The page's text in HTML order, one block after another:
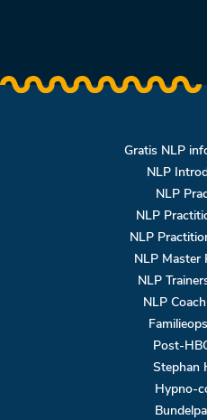
Gratis NLP
NLP
NLP
NLP
NLP
NLP Master
NLP
NLP
Post-
Stephan
Hypno-